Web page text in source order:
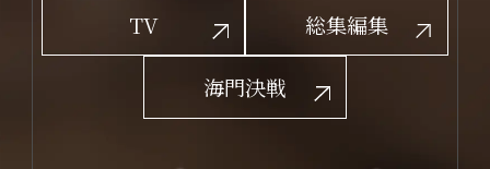
TV 総集編集
海門決戦